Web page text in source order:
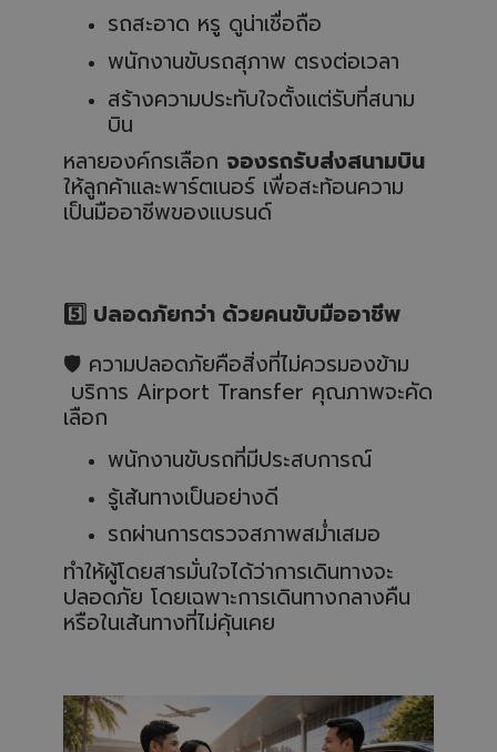
รถสะอาด หรู ดูน่าเชื่อถือ
พนักงานขับรถสุภาพ ตรงต่อเวลา
สร้างความประทับใจตั้งแต่รับที่สนาม
บิน
หลายองค์กรเลือก จองรถรับส่งสนามบิน
ให้ลูกค้าและพาร์ตเนอร์ เพื่อสะท้อนความ
เป็นมืออาชีพของแบรนด์
5️ปลอดภัยกว่า ด้วยคนขับมืออาชีพ
🛡️ความปลอดภัยคือสิ่งที่ไม่ควรมองข้าม
บริการ Airport Transfer คุณภาพจะคัด
เลือก
พนักงานขับรถที่มีประสบการณ์
รู้เส้นทางเป็นอย่างดี
รถผ่านการตรวจสภาพสม่ำเสมอ
ทำให้ผู้โดยสารมั่นใจได้ว่าการเดินทางจะ
ปลอดภัย โดยเฉพาะการเดินทางกลางคืน
หรือในเส้นทางที่ไม่คุ้นเคย